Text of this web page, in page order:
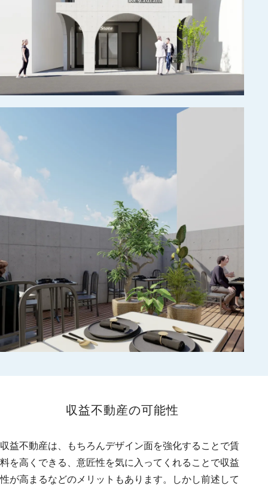
収益不動産の可能性
収益不動産は、もちろんデザイン面を強化することで賃
料を高くできる、意匠性を気に入ってくれることで収益
性が高まるなどのメリットもあります。しかし前述して